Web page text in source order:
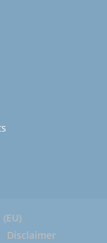
Disclaimer